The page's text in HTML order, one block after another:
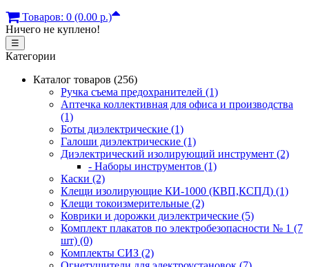
Товаров: 0 (0.00 р.)
Ничего не куплено!
☰
Категории
Каталог товаров (256)
Ручка съема предохранителей (1)
Аптечка коллективная для офиса и производства
(1)
Боты диэлектрические (1)
Галоши диэлектрические (1)
Диэлектрический изолирующий инструмент (2)
- Наборы инструментов (1)
Каски (2)
Клещи изолирующие КИ-1000 (КВП,КСПД) (1)
Клещи токоизмерительные (2)
Коврики и дорожки диэлектрические (5)
Комплект плакатов по электробезопасности № 1 (7
шт) (0)
Комплекты СИЗ (2)